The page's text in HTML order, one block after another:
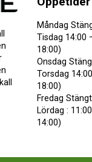
Måndag
Tisdag 14:00
18:00)
Onsdag
Torsdag
18:00)
Fredag Stängt
Lördag :
14:00)